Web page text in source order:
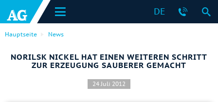
DE
Hauptseite News
NORILSK NICKEL HAT EINEN WEITEREN SCHRITT
ZUR ERZEUGUNG SAUBERER GEMACHT
24 Juli 2012